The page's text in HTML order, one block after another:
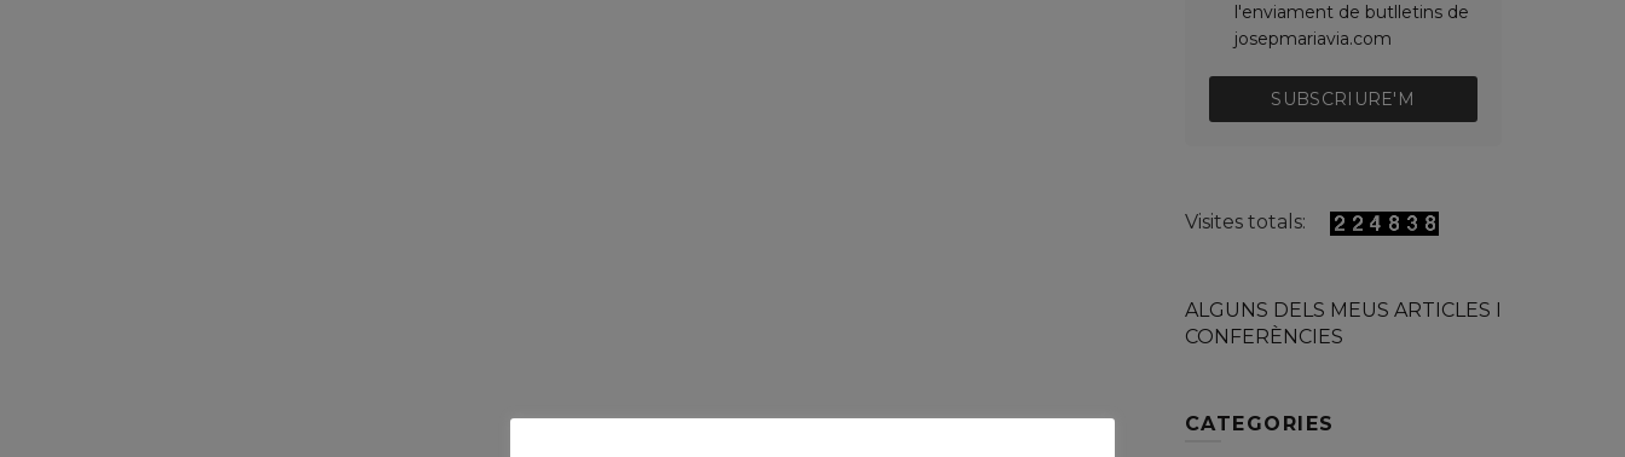
l'enviament de butlletins de
josepmariavia.com
SUBSCRIURE'M
Visites totals:
ALGUNS DELS MEUS ARTICLES I
CONFERÈNCIES
CATEGORIES